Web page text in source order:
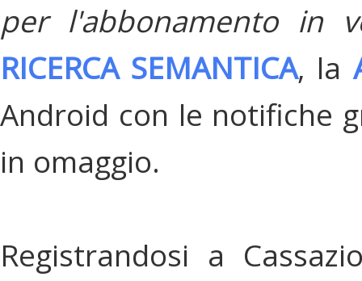
per l'abbonamento in
RICERCA SEMANTICA, la
Android con le notifiche
in omaggio.
Registrandosi a